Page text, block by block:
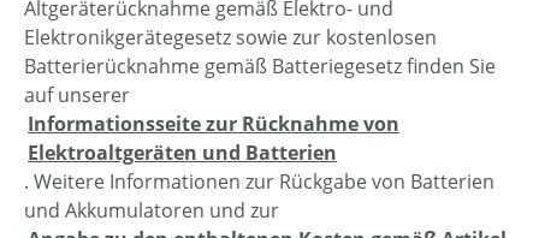
Altgeräterücknahme gemäß Elektro- und
Elektronikgerätegesetz sowie zur kostenlosen
Batterierücknahme gemäß Batteriegesetz finden Sie
auf unserer
Informationsseite zur Rücknahme von
Elektroaltgeräten und Batterien
. Weitere Informationen zur Rückgabe von Batterien
und Akkumulatoren und zur